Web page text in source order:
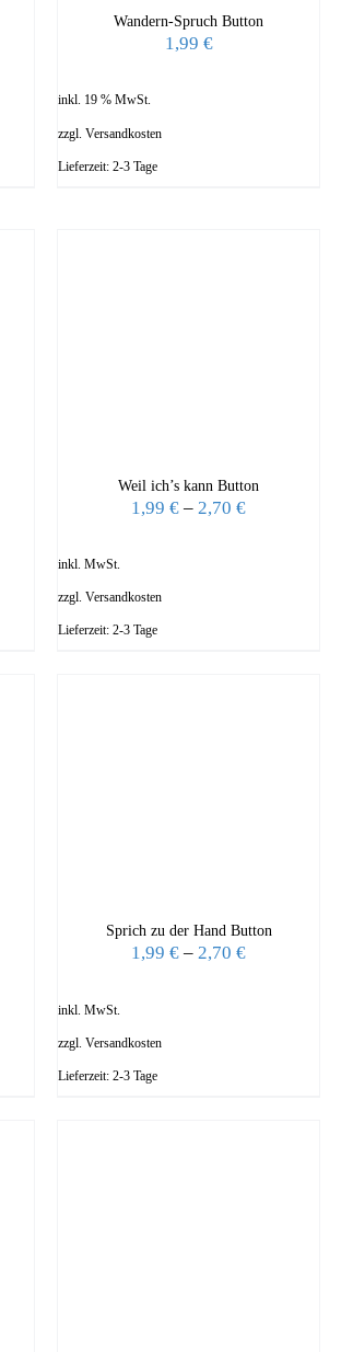
Wandern-Spruch Button
1,99 €
inkl. 19 % MwSt.
zzgl.Versandkosten
Lieferzeit:2-3 Tage
Weil ich’s kann Button
1,99€ – 2,70€
inkl. MwSt.
zzgl.Versandkosten
Lieferzeit:2-3 Tage
Sprich zu der Hand Button
1,99€ –2,70€
inkl. MwSt.
zzgl.Versandkosten
Lieferzeit:2-3 Tage